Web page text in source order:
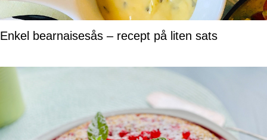
Enkel bearnaisesås – recept på liten sats